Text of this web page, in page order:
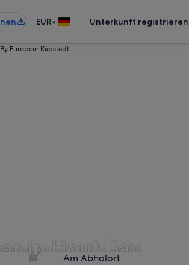
EUR• Unterkunft registrieren
Europcar Kapstadt
in Hout Bay
Am Abholort